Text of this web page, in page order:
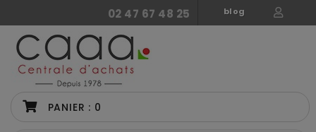
blog
02 47 67 48 25
PANIER : 0